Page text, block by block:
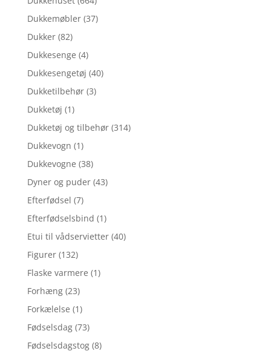
Dukkemøbler (37)
Dukker (82)
Dukkesenge (4)
Dukkesengetøj (40)
Dukketilbehør (3)
Dukketøj (1)
Dukketøj og tilbehør (314)
Dukkevogn (1)
Dukkevogne (38)
Dyner og puder (43)
Efterfødsel (7)
Efterfødselsbind (1)
Etui til vådservietter (40)
Figurer (132)
Flaske varmere (1)
Forhæng (23)
Forkælelse (1)
Fødselsdag (73)
Fødselsdagstog (8)